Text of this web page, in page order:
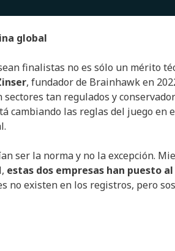
global
finalistas no es sólo un mérito
, fundador de Brainhawk en
tan regulados y
cambiando las reglas del juego
ser la norma y no la excepción.
estas dos empresas han puesto
no existen en los registros, pero